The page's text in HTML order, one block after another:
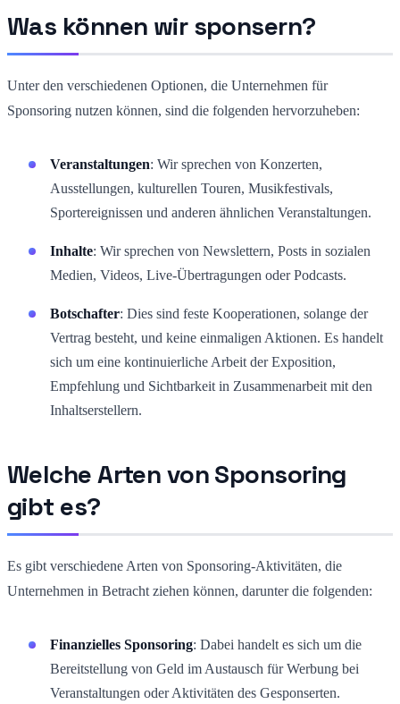
Was können wir sponsern?
Unter den verschiedenen Optionen, die Unternehmen für
Sponsoring nutzen können, sind die folgenden hervorzuheben:
Veranstaltungen: Wir sprechen von Konzerten,
Ausstellungen, kulturellen Touren, Musikfestivals,
Sportereignissen und anderen ähnlichen Veranstaltungen.
Inhalte: Wir sprechen von Newslettern, Posts in sozialen
Medien, Videos, Live-Übertragungen oder Podcasts.
Botschafter: Dies sind feste Kooperationen, solange der
Vertrag besteht, und keine einmaligen Aktionen. Es handelt
sich um eine kontinuierliche Arbeit der Exposition,
Empfehlung und Sichtbarkeit in Zusammenarbeit mit den
Inhaltserstellern.
Welche Arten von Sponsoring
gibt es?
Es gibt verschiedene Arten von Sponsoring-Aktivitäten, die
Unternehmen in Betracht ziehen können, darunter die folgenden:
Finanzielles Sponsoring: Dabei handelt es sich um die
Bereitstellung von Geld im Austausch für Werbung bei
Veranstaltungen oder Aktivitäten des Gesponserten.